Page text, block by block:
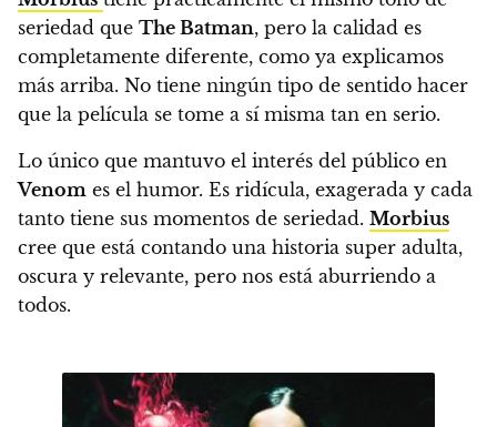
seriedad que The Batman, pero la calidad es
completamente diferente, como ya explicamos
más arriba. No tiene ningún tipo de sentido hacer
que la película se tome a sí misma tan en serio.
Lo único que mantuvo el interés del público en
Venom es el humor. Es ridícula, exagerada y cada
tanto tiene sus momentos de seriedad. Morbius
cree que está contando una historia super adulta,
oscura y relevante, pero nos está aburriendo a
todos.